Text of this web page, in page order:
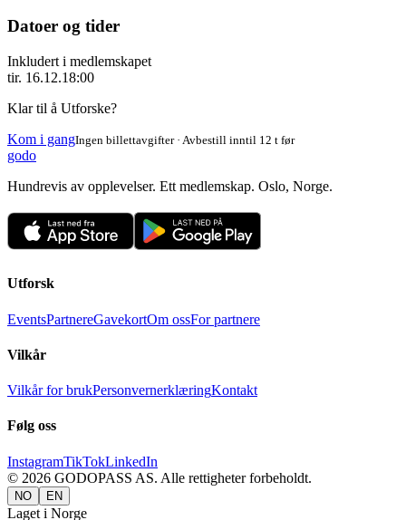
Datoer og tider
Inkludert i medlemskapet
tir. 16.12.18:00
Klar til å Utforske?
Kom i gangIngen billettavgifter · Avbestill inntil 12 t før
godo
Hundrevis av opplevelser. Ett medlemskap. Oslo, Norge.
Utforsk
EventsPartnereGavekortOm ossFor partnere
Vilkår
Vilkår for brukPersonvernerklæringKontakt
Følg oss
InstagramTikTokLinkedIn
© 2026 GODOPASS AS. Alle rettigheter forbeholdt.
NO EN
Laget i Norge